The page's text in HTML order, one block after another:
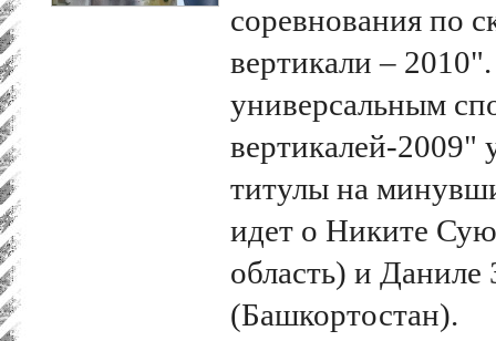
соревнования по
вертикали –
универсальным
вертикалей-2009"
титулы на
идет о Никите
область) и Даниле
(Башкортостан).